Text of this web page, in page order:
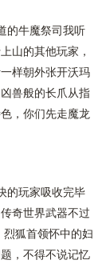
的牛魔祭司我听
山的其他玩家，
样朝外张开沃玛
兽般的长爪从指
，你们先走魔龙
的玩家吸收完毕
奇世界武器不过
狐首领怀中的妇
，不得不说记忆